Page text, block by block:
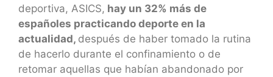
deportiva, ASICS, hay un 32% más de
españoles practicando deporte en la
actualidad, después de haber tomado la rutina
de hacerlo durante el confinamiento o de
retomar aquellas que habían abandonado por